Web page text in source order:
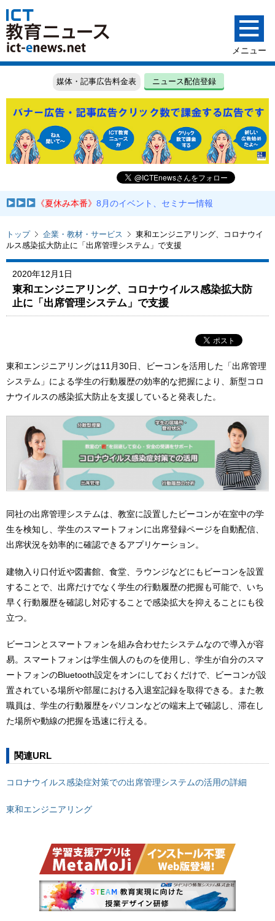
媒体・記事広告料金表 ニュース配信登録
《夏休み本番》8月のイベント、セミナー情報
トップ 企業・教材・サービス
東和エンジニアリング、コロナウイ
ルス感染拡大防止に「出席管理システム」で支援
2020年12月1日
東和エンジニアリング、コロナウイルス感染拡大防
止に「出席管理システム」で支援
東和エンジニアリングは11月30日、ビーコンを活用した「出席管理
システム」による学生の行動履歴の効率的な把握により、新型コロ
ナウイルスの感染拡大防止を支援していると発表した。
同社の出席管理システムは、教室に設置したビーコンが在室中の学
生を検知し、学生のスマートフォンに出席登録ページを自動配信、
出席状況を効率的に確認できるアプリケーション。
建物入り口付近や図書館、食堂、ラウンジなどにもビーコンを設置
することで、出席だけでなく学生の行動履歴の把握も可能で、いち
早く行動履歴を確認し対応することで感染拡大を抑えることにも役
立つ。
ビーコンとスマートフォンを組み合わせたシステムなので導入が容
易。スマートフォンは学生個人のものを使用し、学生が自分のスマ
ートフォンのBluetooth設定をオンにしておくだけで、ビーコンが設
置されている場所や部屋における入退室記録を取得できる。また教
職員は、学生の行動履歴をパソコンなどの端末上で確認し、滞在し
た場所や動線の把握を迅速に行える。
関連URL
コロナウイルス感染症対策での出席管理システムの活用の詳細
東和エンジニアリング